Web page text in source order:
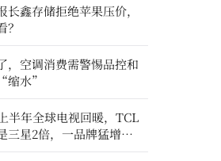
长鑫存储拒绝苹果压价，
？
，空调消费需警惕品控和
缩水”
半年全球电视回暖，TCL
三星2倍，一品牌猛增